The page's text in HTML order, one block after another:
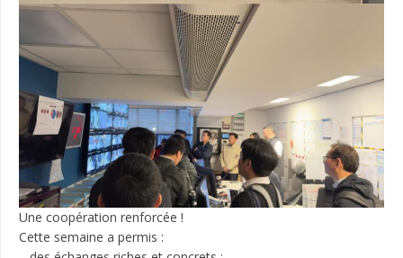
Une coopération renforcée !
Cette semaine a permis :